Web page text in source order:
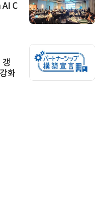
“특허분석도 AI와 함께”…IP
'AX' 시대 본격화, 지식재산
AI IP데이터분석사 탄생
노보센스, PWM 고주파 과도
난제 극복…차량용 전류 감